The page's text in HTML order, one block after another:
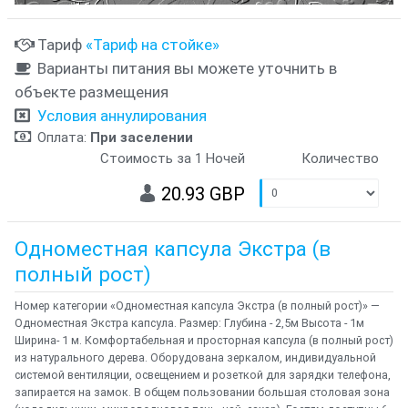
Тариф «Тариф на стойке»
Варианты питания вы можете уточнить в
объекте размещения
Условия аннулирования
Оплата: При заселении
Стоимость за 1 Ночей
Количество
20.93 GBP
Одноместная капсула Экстра (в
полный рост)
Номер категории «Одноместная капсула Экстра (в полный рост)» —
Одноместная Экстра капсула. Размер: Глубина - 2,5м Высота - 1м
Ширина- 1 м. Комфортабельная и просторная капсула (в полный рост)
из натурального дерева. Оборудована зеркалом, индивидуальной
системой вентиляции, освещением и розеткой для зарядки телефона,
запирается на замок. В общем пользовании большая столовая зона